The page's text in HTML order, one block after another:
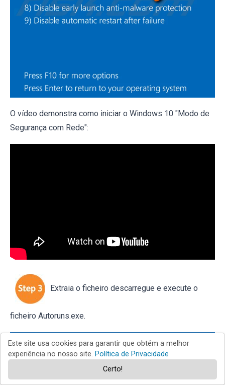
O vídeo demonstra como iniciar o Windows 10 "Modo de
Segurança com Rede":
Extraia o ficheiro descarregue e execute o
ficheiro Autoruns.exe.
Este site usa cookies para garantir que obtém a melhor
experiência no nosso site. Política de Privacidade
Certo!